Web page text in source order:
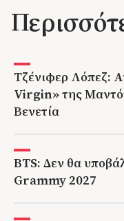
Τζένιφερ Λόπεζ:
Virgin» της
Βενετία
BTS: Δεν θα
Grammy 2027